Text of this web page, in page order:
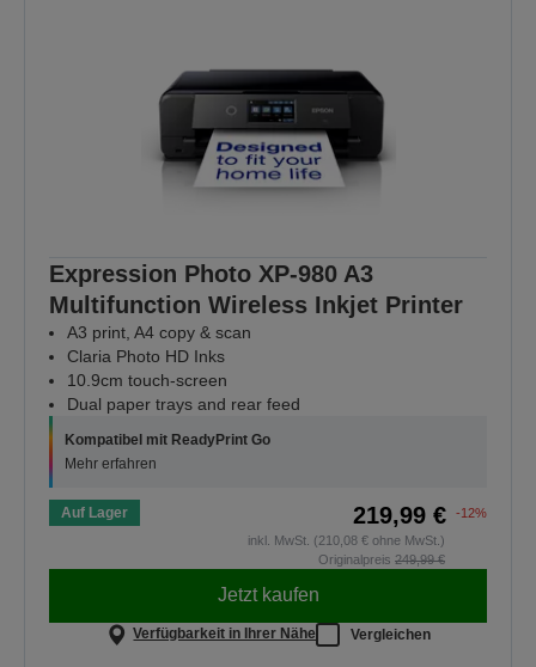
Expression Photo XP-980 A3
Multifunction Wireless Inkjet Printer
A3 print, A4 copy & scan
Claria Photo HD Inks
10.9cm touch-screen
Dual paper trays and rear feed
Kompatibel mit ReadyPrint Go
Mehr erfahren
Auf Lager 219,99 €
-12%
inkl. MwSt. (210,08 € ohne MwSt.)
Originalpreis 249,99 €
Jetzt kaufen
Verfügbarkeit in Ihrer Nähe Vergleichen